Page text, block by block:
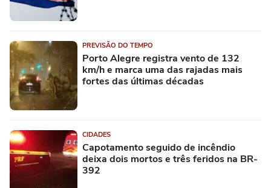
PREVISÃO DO TEMPO
Porto Alegre registra vento de 132
km/h e marca uma das rajadas mais
fortes das últimas décadas
CIDADES
Capotamento seguido de incêndio
deixa dois mortos e três feridos na BR-
392